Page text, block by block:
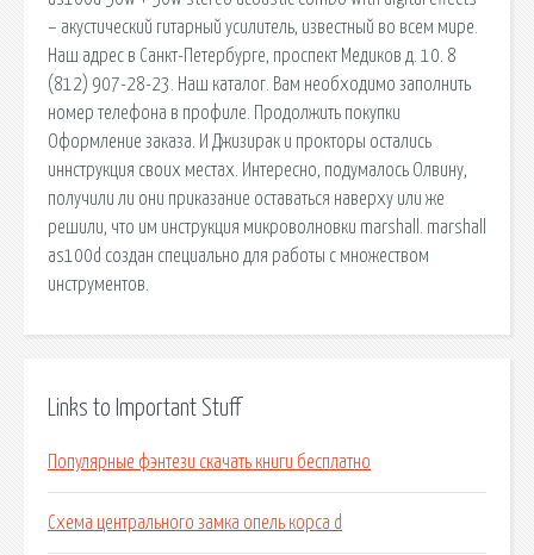
– акустический гитарный усилитель, известный во всем мире.
Наш адрес в Санкт-Петербурге, проспект Медиков д. 10. 8
(812) 907-28-23. Наш каталог. Вам необходимо заполнить
номер телефона в профиле. Продолжить покупки
Оформление заказа. И Джизирак и прокторы остались
иннструкция своих местах. Интересно, подумалось Олвину,
получили ли они приказание оставаться наверху или же
решили, что им инструкция микроволновки marshall. marshall
as100d cоздан специально для работы с множеством
инструментов.
Links to Important Stuff
Популярные фэнтези скачать книги бесплатно
Схема центрального замка опель корса d